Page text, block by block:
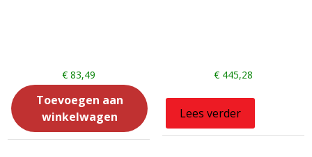
€ 83,49
Toevoegen aan
winkelwagen
€445,28
Lees verder